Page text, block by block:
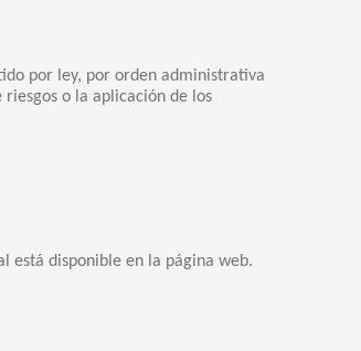
por ley, por orden administrativa
o la aplicación de los
está disponible en la página web.